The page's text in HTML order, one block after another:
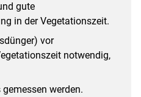
gute
in der Vegetationszeit.
vor
notwendig,
werden.